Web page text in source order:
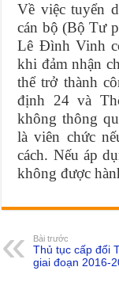
Về việc tuyển
cán bộ (Bộ Tư
Lê Đình Vinh
khi đảm nhận
thể trở thành
định 24 và
không thông
là viên chức
cách. Nếu áp
không được
Bài trước
Thủ tục cấp đổi
giai đoạn 2016-